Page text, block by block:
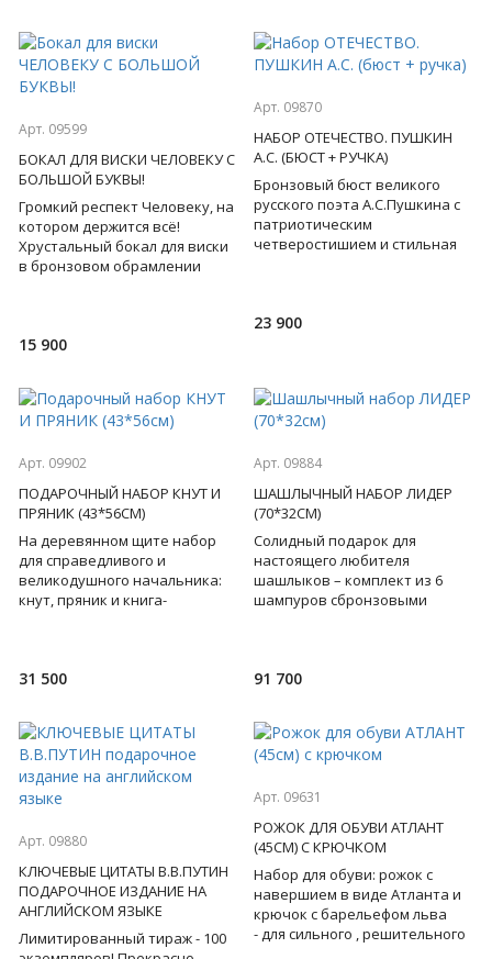
Арт. 09599
БОКАЛ ДЛЯ ВИСКИ ЧЕЛОВЕКУ С
БОЛЬШОЙ БУКВЫ!
Громкий респект Человеку, на
котором держится всё!
Хрустальный бокал для виски
в бронзовом обрамлении
15 900
Арт. 09870
НАБОР ОТЕЧЕСТВО. ПУШКИН
А.С. (БЮСТ + РУЧКА)
Бронзовый бюст великого
русского поэта А.С.Пушкина с
патриотическим
четверостишием и стильная
23 900
Арт. 09902
ПОДАРОЧНЫЙ НАБОР КНУТ И
ПРЯНИК (43*56СМ)
На деревянном щите набор
для справедливого и
великодушного начальника:
кнут, пряник и книга-
31 500
Арт. 09884
ШАШЛЫЧНЫЙ НАБОР ЛИДЕР
(70*32СМ)
Солидный подарок для
настоящего любителя
шашлыков – комплект из 6
шампуров сбронзовыми
91 700
Арт. 09880
КЛЮЧЕВЫЕ ЦИТАТЫ В.В.ПУТИН
ПОДАРОЧНОЕ ИЗДАНИЕ НА
АНГЛИЙСКОМ ЯЗЫКЕ
Лимитированный тираж - 100
Арт. 09631
РОЖОК ДЛЯ ОБУВИ АТЛАНТ
(45СМ) С КРЮЧКОМ
Набор для обуви: рожок с
навершием в виде Атланта и
крючок с барельефом льва
- для сильного , решительного